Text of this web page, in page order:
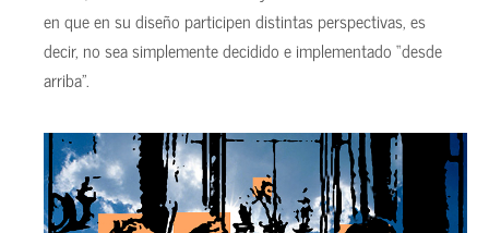
en que en su diseño participen distintas perspectivas, es
decir, no sea simplemente decidido e implementado “desde
arriba”.